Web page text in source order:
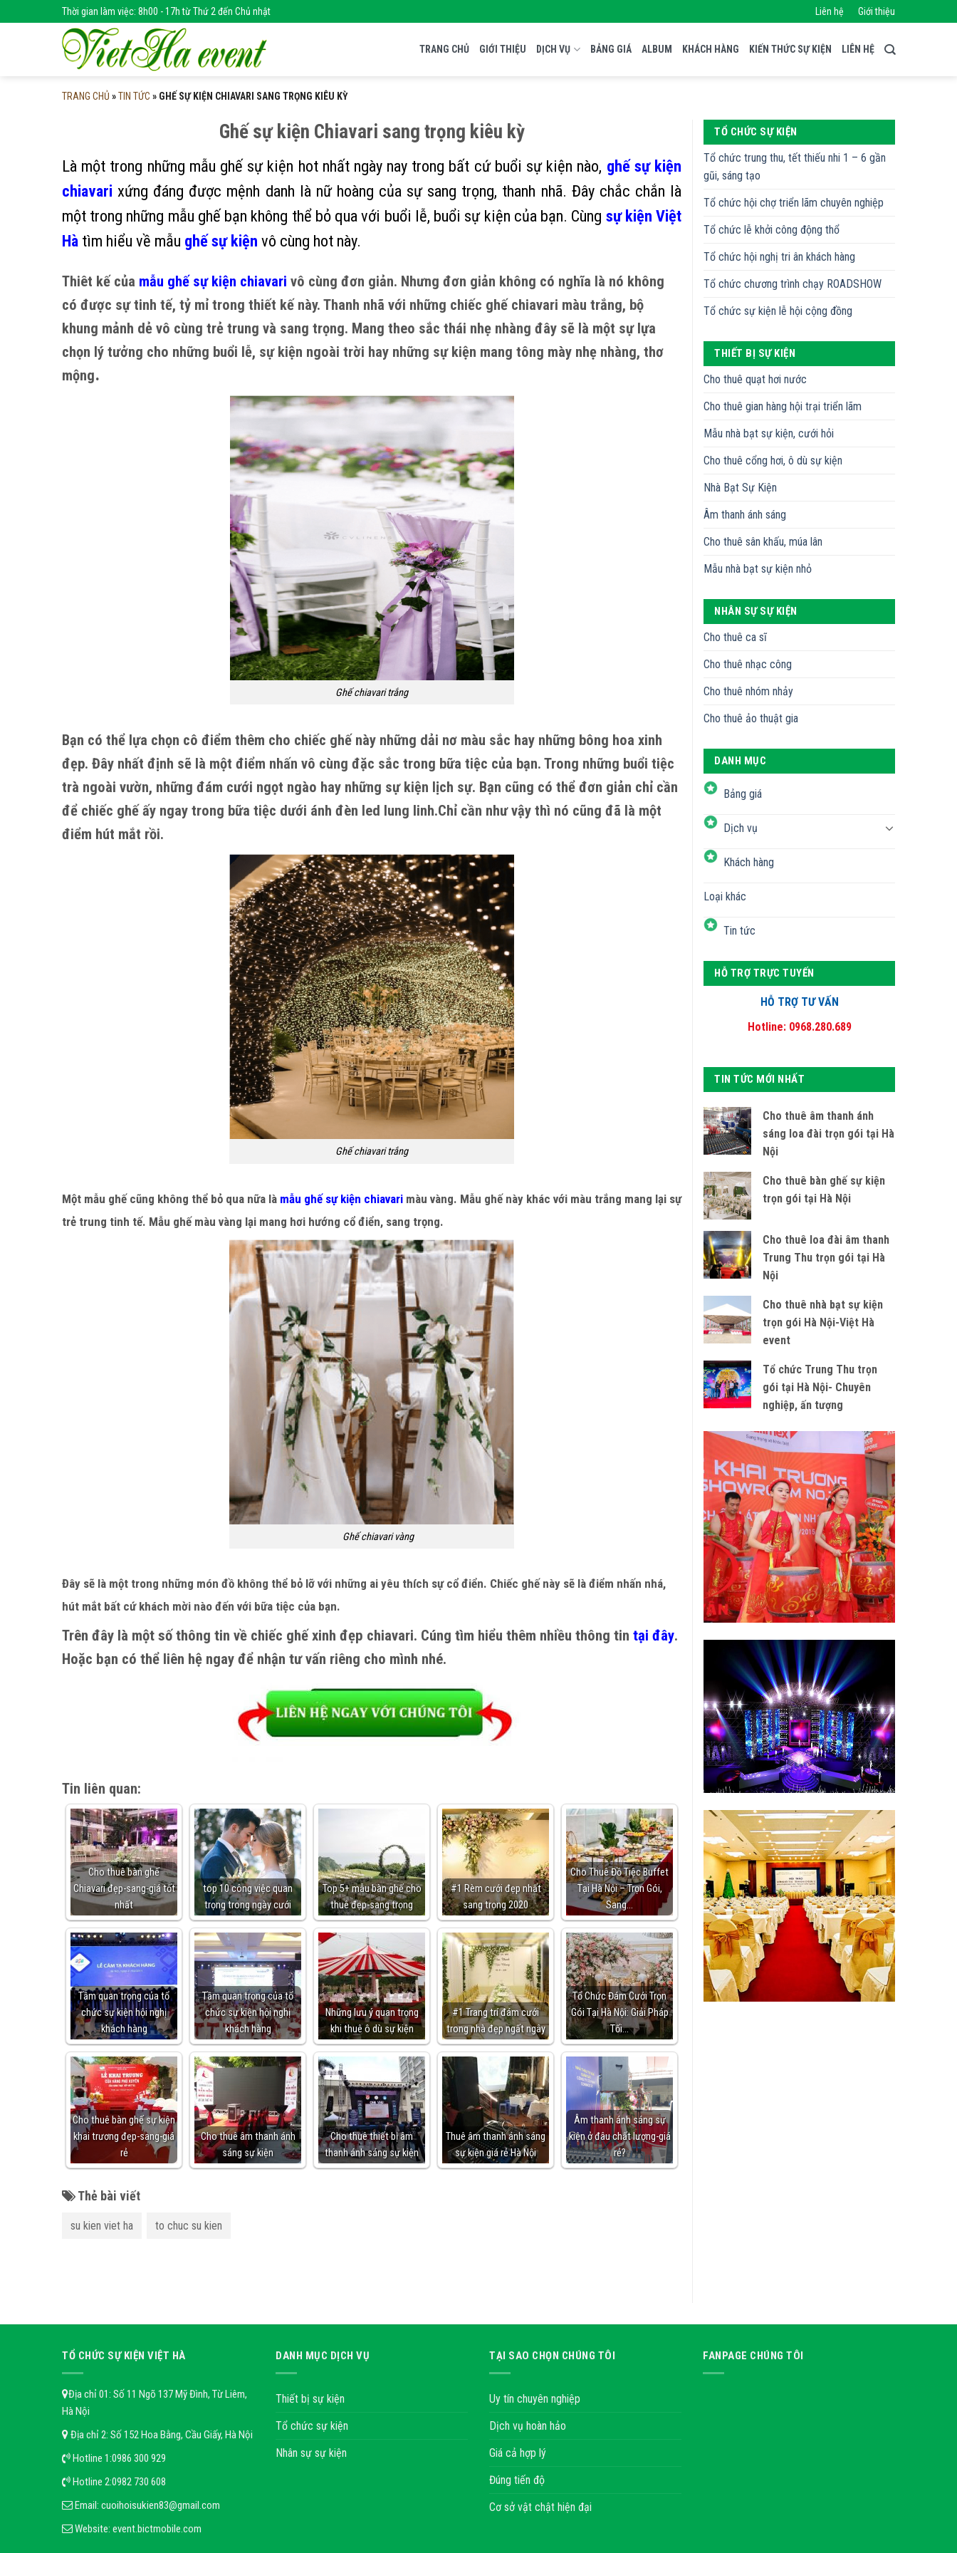
to
Thời gian làm việc: 8h00 - 17h từ Thứ 2 đến Chủ nhật Liên hệ Giới thiệu
TRANG CHỦ GIỚI THIỆU DỊCH VỤ BẢNG GIÁ ALBUM KHÁCH HÀNG KIẾN THỨC SỰ KIỆN LIÊN HỆ
TRANG CHỦ »TIN TỨC » GHẾ SỰ KIỆN CHIAVARI SANG TRỌNG KIÊU KỲ
Ghế sự kiện Chiavari sang trọng kiêu kỳ
Là một trong những mẫu ghế sự kiện hot nhất ngày nay trong bất cứ buổi sự kiện nào, ghế sự kiện
chiavari xứng đáng được mệnh danh là nữ hoàng của sự sang trọng, thanh nhã. Đây chắc chắn là
một trong những mẫu ghế bạn không thể bỏ qua với buổi lễ, buổi sự kiện của bạn. Cùng sự kiện Việt
Hà tìm hiểu về mẫu ghế sự kiện vô cùng hot này.
Thiêt kế của mẫu ghế sự kiện chiavari vô cùng đơn giản. Nhưng đơn giản không có nghĩa là nó không
có được sự tinh tế, tỷ mỉ trong thiết kế này. Thanh nhã với những chiếc ghế chiavari màu trắng, bộ
khung mảnh dẻ vô cùng trẻ trung và sang trọng. Mang theo sắc thái nhẹ nhàng đây sẽ là một sự lựa
chọn lý tưởng cho những buổi lễ, sự kiện ngoài trời hay những sự kiện mang tông mày nhẹ nhàng, thơ
mộng.
Ghế chiavari trắng
Bạn có thể lựa chọn cô điểm thêm cho chiếc ghế này những dải nơ màu sắc hay những bông hoa xinh
đẹp. Đây nhất định sẽ là một điểm nhấn vô cùng đặc sắc trong bữa tiệc của bạn. Trong những buổi tiệc
trà ngoài vườn, những đám cưới ngọt ngào hay những sự kiện lịch sự. Bạn cũng có thể đơn giản chỉ cần
để chiếc ghế ấy ngay trong bữa tiệc dưới ánh đèn led lung linh.Chỉ cần như vậy thì nó cũng đã là một
điểm hút mắt rồi.
Ghế chiavari trắng
Một mẫu ghế cũng không thể bỏ qua nữa là mẫu ghế sự kiện chiavari màu vàng. Mẫu ghế này khác với màu trắng mang lại sự
trẻ trung tinh tế. Mẫu ghế màu vàng lại mang hơi hướng cổ điển, sang trọng.
Ghế chiavari vàng
Đây sẽ là một trong những món đồ không thể bỏ lỡ với những ai yêu thích sự cổ điển. Chiếc ghế này sẽ là điểm nhấn nhá,
hút mắt bất cứ khách mời nào đến với bữa tiệc của bạn.
Trên đây là một số thông tin về chiếc ghế xinh đẹp chiavari. Cúng tìm hiểu thêm nhiều thông tin tại đây.
Hoặc bạn có thể liên hệ ngay để nhận tư vấn riêng cho mình nhé.
Tin liên quan:
Cho thuê bàn ghế
Chiavari đẹp-sang-giá tốt
nhất
top 10 công việc quan
trọng trong ngày cưới
Top 5+ mẫu bàn ghế cho
thuê đẹp-sang trọng
#1 Rèm cưới đẹp nhất
sang trọng 2020
Cho Thuê Đồ Tiệc Buffet
Tại Hà Nội – Trọn Gói,
Sang…
Tầm quan trọng của tổ
chức sự kiện hội nghị
khách hàng
Tầm quan trọng của tổ
chức sự kiện hội nghị
khách hàng
Những lưu ý quan trọng
khi thuê ô dù sự kiện
#1 Trang trí đám cưới
trong nhà đẹp ngất ngây
Tổ Chức Đám Cưới Trọn
Gói Tại Hà Nội: Giải Pháp
Tối…
Cho thuê bàn ghế sự kiện
khai trương đẹp-sang-giá
rẻ
Cho thuê âm thanh ánh
sáng sự kiện
Cho thuê thiết bị âm
thanh ánh sáng sự kiện
Thuê âm thanh ánh sáng
sự kiện giá rẻ Hà Nội
Âm thanh ánh sáng sự
kiện ở đâu chất lượng-giá
rẻ?
Thẻ bài viết
su kien viet ha to chuc su kien
TỔ CHỨC SỰ KIỆN
Tổ chức trung thu, tết thiếu nhi 1 – 6 gần
gũi, sáng tạo
Tổ chức hội chợ triển lãm chuyên nghiệp
Tổ chức lễ khởi công động thổ
Tổ chức hội nghị tri ân khách hàng
Tổ chức chương trình chạy ROADSHOW
Tổ chức sự kiện lễ hội cộng đồng
THIẾT BỊ SỰ KIỆN
Cho thuê quạt hơi nước
Cho thuê gian hàng hội trại triển lãm
Mẫu nhà bạt sự kiện, cưới hỏi
Cho thuê cổng hơi, ô dù sự kiện
Nhà Bạt Sự Kiện
Âm thanh ánh sáng
Cho thuê sân khấu, múa lân
Mẫu nhà bạt sự kiện nhỏ
NHÂN SỰ SỰ KIỆN
Cho thuê ca sĩ
Cho thuê nhạc công
Cho thuê nhóm nhảy
Cho thuê ảo thuật gia
DANH MỤC
Bảng giá
Dịch vụ
Khách hàng
Loại khác
Tin tức
HỖ TRỢ TRỰC TUYẾN
HỖ TRỢ TƯ VẤN
Hotline: 0968.280.689
TIN TỨC MỚI NHẤT
Cho thuê âm thanh ánh
sáng loa đài trọn gói tại Hà
Nội
Cho thuê bàn ghế sự kiện
trọn gói tại Hà Nội
Cho thuê loa đài âm thanh
Trung Thu trọn gói tại Hà
Nội
Cho thuê nhà bạt sự kiện
trọn gói Hà Nội-Việt Hà
event
Tổ chức Trung Thu trọn
gói tại Hà Nội- Chuyên
nghiệp, ấn tượng
TỔ CHỨC SỰ KIỆN VIỆT HÀ
Địa chỉ 01: Số 11 Ngõ 137 Mỹ Đình, Từ Liêm,
Hà Nội
Địa chỉ 2: Số 152 Hoa Bằng, Cầu Giấy, Hà Nội
Hotline 1:0986 300 929
Hotline 2:0982 730 608
Email: cuoihoisukien83@gmail.com
Website: event.bictmobile.com
DANH MỤC DỊCH VỤ
Thiết bị sự kiện
Tổ chức sự kiện
Nhân sự sự kiện
TẠI SAO CHỌN CHÚNG TÔI
Uy tín chuyên nghiệp
Dịch vụ hoàn hảo
Giá cả hợp lý
Đúng tiến độ
Cơ sở vật chật hiện đại
FANPAGE CHÚNG TÔI